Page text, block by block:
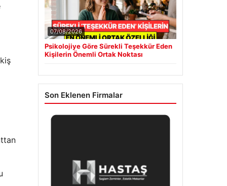
07/08/2026
Psikolojiye Göre Sürekli Teşekkür Eden
Kişilerin Önemli Ortak Noktası
Son Eklenen Firmalar